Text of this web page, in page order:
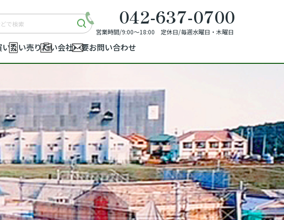
042-637-0700
営業時間/9:00～18:00 定休日/毎週水曜日・木曜日
いたい売りたい会社概要お問い合わせ